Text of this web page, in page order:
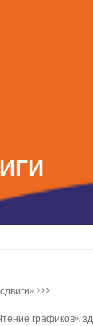
>>>
графиков»,